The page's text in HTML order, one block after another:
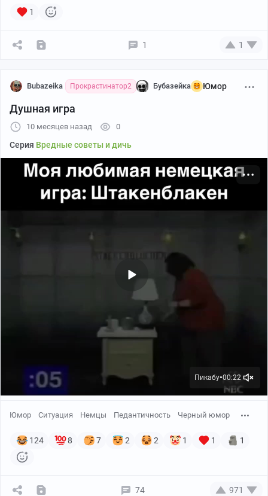
1
1 1
Bubazeika Прокрастинатор2 Бубазейка Юмор
Душная игра
10 месяцев назад 0
Серия Вредные советы и дичь
Пикабу●00:22
Юмор Ситуация Немцы Педантичность Черный юмор
124 8 7 2 2 1 1 1
74 971